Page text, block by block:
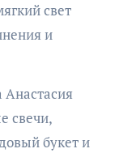
свет
и
свечи,
букет и